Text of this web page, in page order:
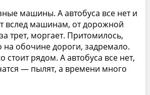
машины. А автобуса все нет и
вслед машинам, от дорожной
трет, моргает. Притомилось,
на обочине дороги, задремало.
стоит рядом. А автобуса все нет,
— пылят, а времени много